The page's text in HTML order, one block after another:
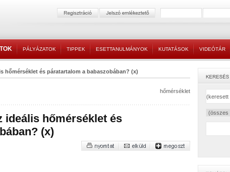
PÁLYÁZATOK TIPPEK ESETTANULMÁNYOK KUTATÁSOK VIDEÓTÁR
hőmérséklet és páratartalom a babaszobában? (x)
hőmérséklet
ideális hőmérséklet és
(x)